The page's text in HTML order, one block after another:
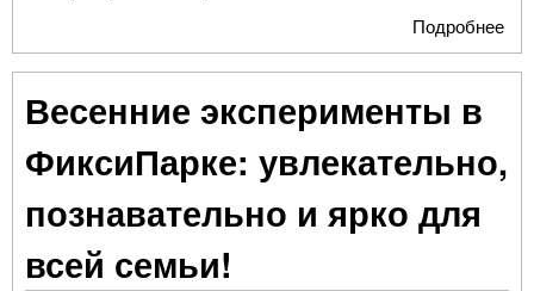
Подробнее
во
Весенние эксперименты в
ФиксиПарке: увлекательно,
познавательно и ярко для
всей семьи!